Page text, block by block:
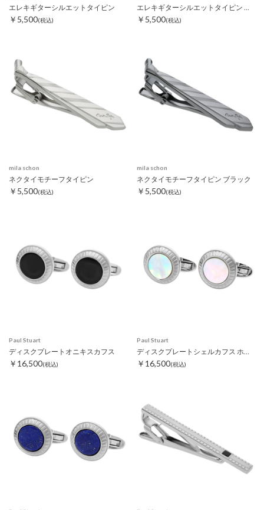
エレキギターシルエットタイピン
￥5,500(税込) ￥5,500(税込)
mila schon
ネクタイモチーフタイピン
￥5,500(税込)
mila schon
ネクタイモチーフタイピン ブラック
￥5,500(税込)
Paul Stuart
ディスクプレートオニキスカフス
￥16,500(税込)
Paul Stuart
￥16,500(税込)